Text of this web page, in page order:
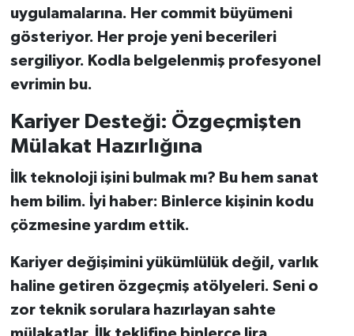
uygulamalarına. Her commit büyümeni
gösteriyor. Her proje yeni becerileri
sergiliyor. Kodla belgelenmiş profesyonel
evrimin bu.
Kariyer Desteği: Özgeçmişten
Mülakat Hazırlığına
İlk teknoloji işini bulmak mı? Bu hem sanat
hem bilim. İyi haber: Binlerce kişinin kodu
çözmesine yardım ettik.
Kariyer değişimini yükümlülük değil, varlık
haline getiren özgeçmiş atölyeleri. Seni o
zor teknik sorulara hazırlayan sahte